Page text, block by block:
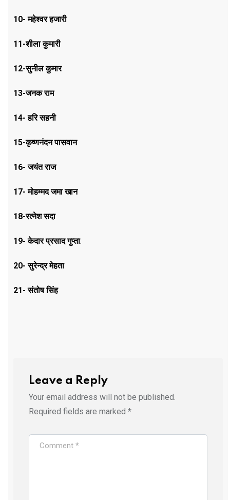
10- महेश्वर हजारी
11-शीला कुमारी
12-सुनील कुमार
13-जनक राम
14- हरि सहनी
15-कृष्णनंदन पासवान
16- जयंत राज
17- मोहम्मद जमा खान
18-रत्नेश सदा
19- केदार प्रसाद गुप्ता.
20- सुरेन्द्र मेहता
21- संतोष सिंह
Leave a Reply
Your email address will not be published.
Required fields are marked *